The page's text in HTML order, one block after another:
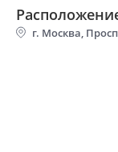
г. Москва,